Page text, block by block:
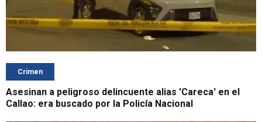
Crimen
Asesinan a peligroso delincuente alias 'Careca' en el
Callao: era buscado por la Policía Nacional